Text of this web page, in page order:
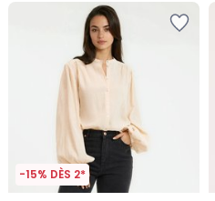
-15% DÈS 2*